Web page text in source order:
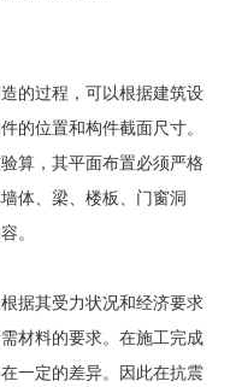
的过程，可以根据建筑设
的位置和构件截面尺寸。
算，其平面布置必须严格
体、梁、楼板、门窗洞
。
据其受力状况和经济要求
材料的要求。在施工完成
一定的差异。因此在抗震